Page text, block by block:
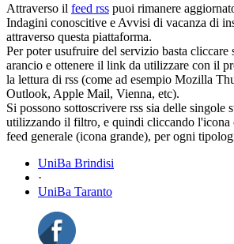
Attraverso il feed rss puoi rimanere
Indagini conoscitive e Avvisi di vacanza di
attraverso questa piattaforma.
Per poter usufruire del servizio basta
arancio e ottenere il link da utilizzare con il
la lettura di rss (come ad esempio Mozilla
Outlook, Apple Mail, Vienna, etc).
Si possono sottoscrivere rss sia delle singole
utilizzando il filtro, e quindi cliccando l'icona
feed generale (icona grande), per ogni
UniBa Brindisi
·
UniBa Taranto